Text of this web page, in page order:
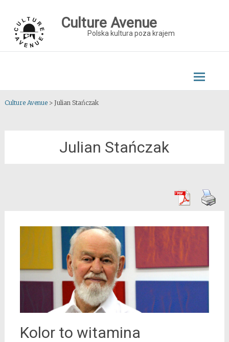
content
Culture Avenue
Polska kultura poza krajem
Culture Avenue> Julian Stańczak
Julian Stańczak
Kolor to witamina